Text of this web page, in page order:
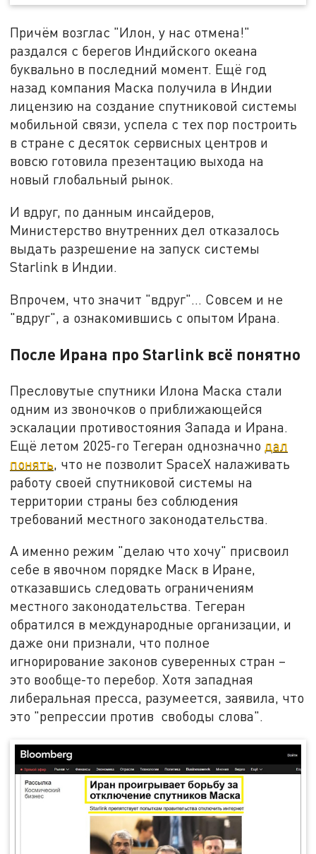
Причём возглас "Илон, у нас отмена!"
раздался с берегов Индийского океана
буквально в последний момент. Ещё год
назад компания Маска получила в Индии
лицензию на создание спутниковой системы
мобильной связи, успела с тех пор построить
в стране с десяток сервисных центров и
вовсю готовила презентацию выхода на
новый глобальный рынок.
И вдруг, по данным инсайдеров,
Министерство внутренних дел отказалось
выдать разрешение на запуск системы
Starlink в Индии.
Впрочем, что значит "вдруг"… Совсем и не
"вдруг", а ознакомившись с опытом Ирана.
После Ирана про Starlink всё понятно
Пресловутые спутники Илона Маска стали
одним из звоночков о приближающейся
эскалации противостояния Запада и Ирана.
Ещё летом 2025-го Тегеран однозначно дал
понять, что не позволит SpaceX налаживать
работу своей спутниковой системы на
территории страны без соблюдения
требований местного законодательства.
А именно режим "делаю что хочу" присвоил
себе в явочном порядке Маск в Иране,
отказавшись следовать ограничениям
местного законодательства. Тегеран
обратился в международные организации, и
даже они признали, что полное
игнорирование законов суверенных стран –
это вообще-то перебор. Хотя западная
либеральная пресса, разумеется, заявила, что
это "репрессии против свободы слова".